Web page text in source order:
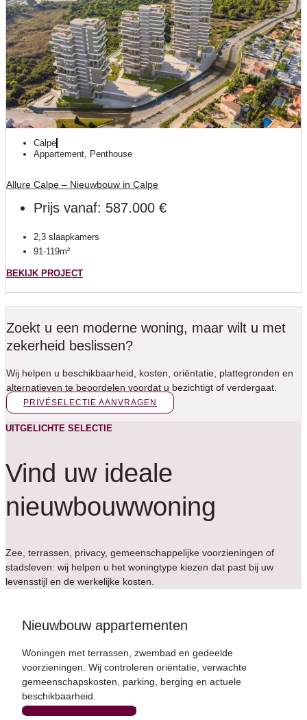
Calpe
Appartement, Penthouse
Allure Calpe – Nieuwbouw in Calpe
Prijs vanaf: 587.000 €
2,3 slaapkamers
91-119m²
BEKIJK PROJECT
Zoekt u een moderne woning, maar wilt u met
zekerheid beslissen?
Wij helpen u beschikbaarheid, kosten, oriëntatie, plattegronden en
alternatieven te beoordelen voordat u bezichtigt of verdergaat.
PRIVÉSELECTIE AANVRAGEN
UITGELICHTE SELECTIE
Vind uw ideale
nieuwbouwwoning
Zee, terrassen, privacy, gemeenschappelijke voorzieningen of
stadsleven: wij helpen u het woningtype kiezen dat past bij uw
levensstijl en de werkelijke kosten.
Nieuwbouw appartementen
Woningen met terrassen, zwembad en gedeelde
voorzieningen. Wij controleren oriëntatie, verwachte
gemeenschapskosten, parking, berging en actuele
beschikbaarheid.
BEKIJK APPARTEMENTEN